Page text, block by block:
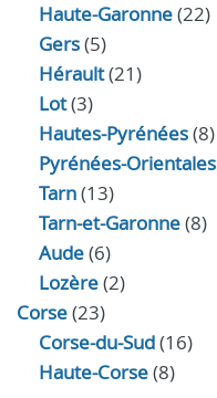
Haute-Garonne(22)
Gers(5)
Hérault(21)
Lot(3)
Hautes-Pyrénées(8)
Pyrénées-Orientales
Tarn(13)
Tarn-et-Garonne(8)
Aude(6)
Lozère(2)
Corse(23)
Corse-du-Sud(16)
Haute-Corse(8)